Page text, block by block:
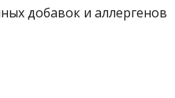
добавок и аллергенов